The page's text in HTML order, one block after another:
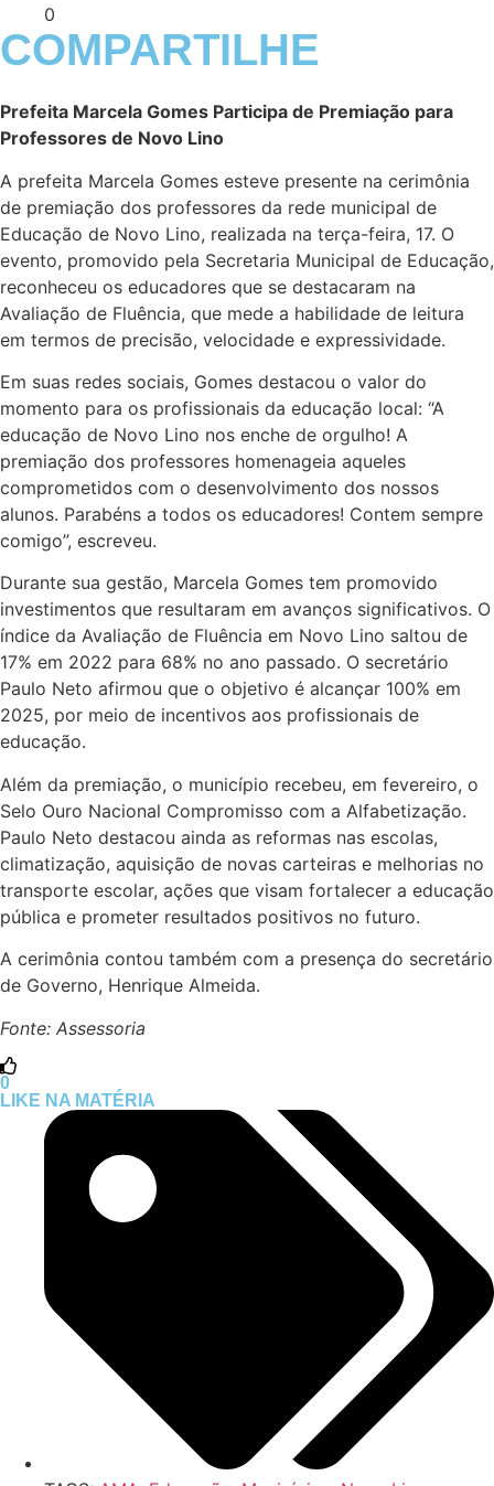
0
COMPARTILHE
Prefeita Marcela Gomes Participa de Premiação para
Professores de Novo Lino
A prefeita Marcela Gomes esteve presente na cerimônia
de premiação dos professores da rede municipal de
Educação de Novo Lino, realizada na terça-feira, 17. O
evento, promovido pela Secretaria Municipal de Educação,
reconheceu os educadores que se destacaram na
Avaliação de Fluência, que mede a habilidade de leitura
em termos de precisão, velocidade e expressividade.
Em suas redes sociais, Gomes destacou o valor do
momento para os profissionais da educação local: “A
educação de Novo Lino nos enche de orgulho! A
premiação dos professores homenageia aqueles
comprometidos com o desenvolvimento dos nossos
alunos. Parabéns a todos os educadores! Contem sempre
comigo”, escreveu.
Durante sua gestão, Marcela Gomes tem promovido
investimentos que resultaram em avanços significativos. O
índice da Avaliação de Fluência em Novo Lino saltou de
17% em 2022 para 68% no ano passado. O secretário
Paulo Neto afirmou que o objetivo é alcançar 100% em
2025, por meio de incentivos aos profissionais de
educação.
Além da premiação, o município recebeu, em fevereiro, o
Selo Ouro Nacional Compromisso com a Alfabetização.
Paulo Neto destacou ainda as reformas nas escolas,
climatização, aquisição de novas carteiras e melhorias no
transporte escolar, ações que visam fortalecer a educação
pública e prometer resultados positivos no futuro.
A cerimônia contou também com a presença do secretário
de Governo, Henrique Almeida.
Fonte: Assessoria
0
LIKE NA MATÉRIA